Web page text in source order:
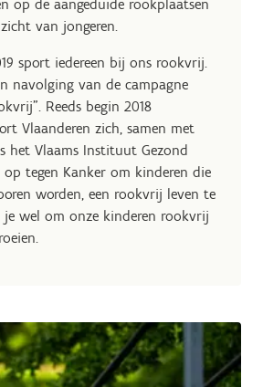
op de aangeduide rookplaatsen
van jongeren.
sport iedereen bij ons rookvrij.
navolging van de campagne
Reeds begin 2018
Vlaanderen zich, samen met
het Vlaams Instituut Gezond
op tegen Kanker om kinderen die
worden, een rookvrij leven te
je wel om onze kinderen rookvrij